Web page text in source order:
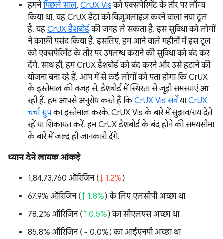
हमनेपिछले साल, CrUX Vis को एक्सपेरिमेंट के तौर पर लॉन्च
किया था. यह CrUX डेटा को विज़ुअलाइज़ करने वाला नया टूल
है. यह CrUX डैशबोर्डकी जगह ले सकता है. इस सुविधा को लोगों
ने काफ़ी पसंद किया है. इसलिए, हम आने वाले महीनों में इस टूल
को एक्सपेरिमेंट के तौर पर उपलब्ध कराने की सुविधा को बंद कर
देंगे. साथ ही, हम CrUX डैशबोर्ड को बंद करने और उसे हटाने की
योजना बना रहे हैं. आप में से कई लोगों को पता होगा कि CrUX
के इस्तेमाल की वजह से, डैशबोर्ड में स्थिरता से जुड़ी समस्याएं आ
रही हैं. हम आपसे अनुरोध करते हैं किCrUX Vis सर्वेयाCrUX
चर्चा ग्रुपका इस्तेमाल करके, CrUX Vis के बारे में सुझाव/राय देते
रहें या शिकायत करें. हम CrUX डैशबोर्ड के बंद होने की समयसीमा
के बारे में जल्द ही जानकारी देंगे.
ध्यान देने लायक आंकड़े
1,84,73,760 ऑरिजिन (↓ 1.2%)
67.9% ऑरिजिन (↑ 1.8%) के लिए एलसीपी अच्छा था
78.2% ऑरिजिन (↑ 0.5%) का सीएलएस अच्छा था
85.8% ऑरिजिन (~ 0.0%) का आईएनपी अच्छा था